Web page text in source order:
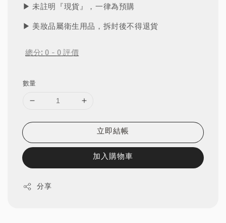
▶︎ 未註明『現貨』，一律為預購
▶︎ 美妝品屬衛生用品，拆封後不得退貨
總分:0-0評價
數量
立即結帳
加入購物車
分享